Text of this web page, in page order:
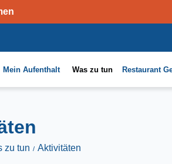
Mein Aufenthalt Was zu tun Restaurant
zu tun Aktivitäten